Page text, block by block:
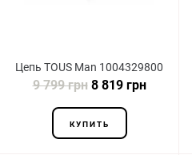
Цепь TOUS Man 1004329800
9 799 грн8 819 грн
КУПИТЬ